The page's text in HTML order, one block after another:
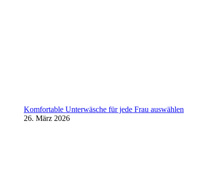
Komfortable Unterwäsche für jede Frau auswählen
26. März 2026